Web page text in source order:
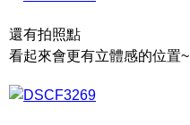
還有拍照點
看起來會更有立體感的位置~